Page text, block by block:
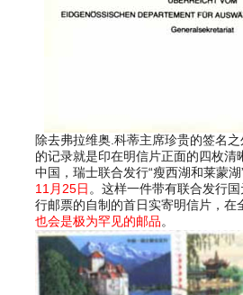
除去弗拉维奥.科蒂主席珍贵的签名
的记录就是印在明信片正面的四枚清
中国，瑞士联合发行“瘦西湖和莱蒙湖
11月25日 。这样一件带有联合发行
行邮票的自制的首日实寄明信片，在
也会是极为罕见的邮品。